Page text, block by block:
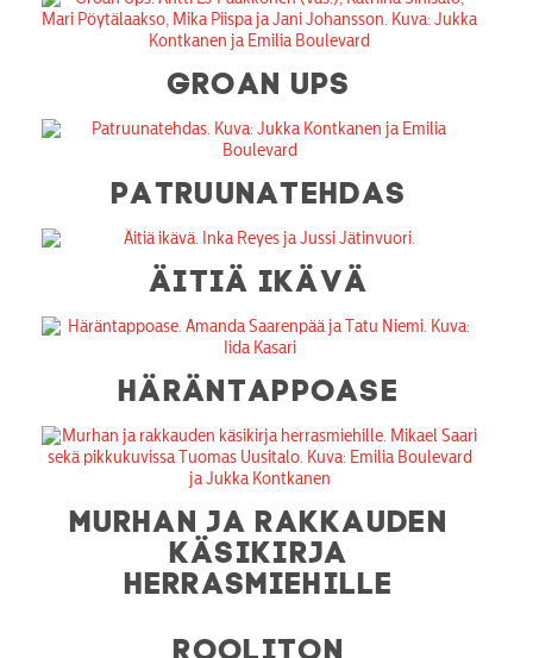
GROAN UPS
PATRUUNATEHDAS
ÄITIÄ IKÄVÄ
HÄRÄNTAPPOASE
MURHAN JA RAKKAUDEN
KÄSIKIRJA
HERRASMIEHILLE
ROOLITON